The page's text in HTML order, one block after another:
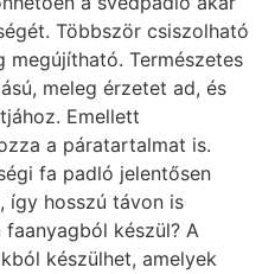
Többször csiszolható
Természetes
meleg érzetet ad, és
Emellett
a páratartalmat is.
fa padló jelentősen
így hosszú távon is
készül? A
készülhet, amelyek